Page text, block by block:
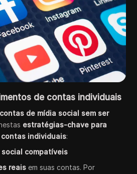
de contas individuais
de mídia social sem ser
estratégias-chave para
individuais:
social compatíveis
reais em suas contas. Por